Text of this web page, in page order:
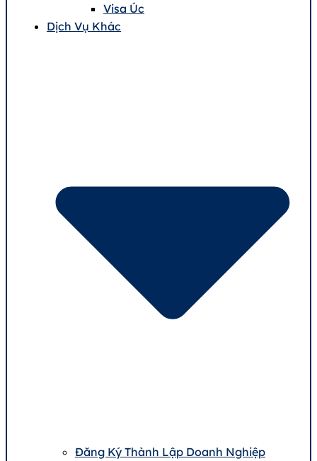
Visa Úc
Dịch Vụ Khác
Đăng Ký Thành Lập Doanh Nghiệp